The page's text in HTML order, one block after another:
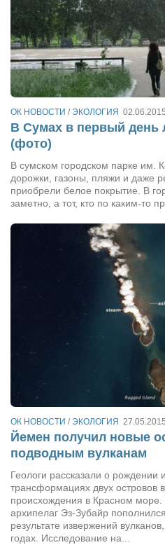
«Траверс» —
Журналисты
Александр Гвоздик
Александр Кугук
Музыканты
Сергей Коноз
Денис Федченко
Звукорежиссёры
Alfom Studio
Guitarproduction Studio
Художники
Анна Гидора
Леонтий Костур
Римма Миленкова
Ирина Проценко
Александр Садовский
Сергей Степанов
Анна Черненко
ОК НОВОСТИ /ЭКОЛОГИЯ 02.06.2015
В Сумах в первый день
(фото)
В сумском городском парке им.
дорожки, газоны, пляжи и даже
приобрели белое покрытие. В
заметно, а тот, кто по каким-то
ОК НОВОСТИ /ЭКОЛОГИЯ 27.05.2015
Йемен получил новые
подводным вулканам
Геологи рассказали о
трансформациях двух островов
происхождения в Красном
архипелаг Эз-Зубайр
результате извержений
годах. Исследование на...